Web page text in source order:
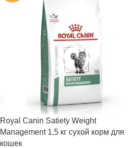
Royal Canin Satiety Weight
Management 1.5 кг сухой корм для
кошек